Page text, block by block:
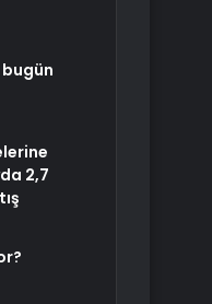
2,7